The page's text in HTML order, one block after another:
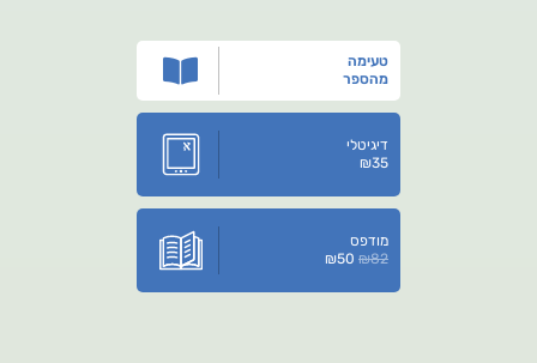
טעימה
מהספר
דיגיטלי
₪35
מודפס
₪82
₪50